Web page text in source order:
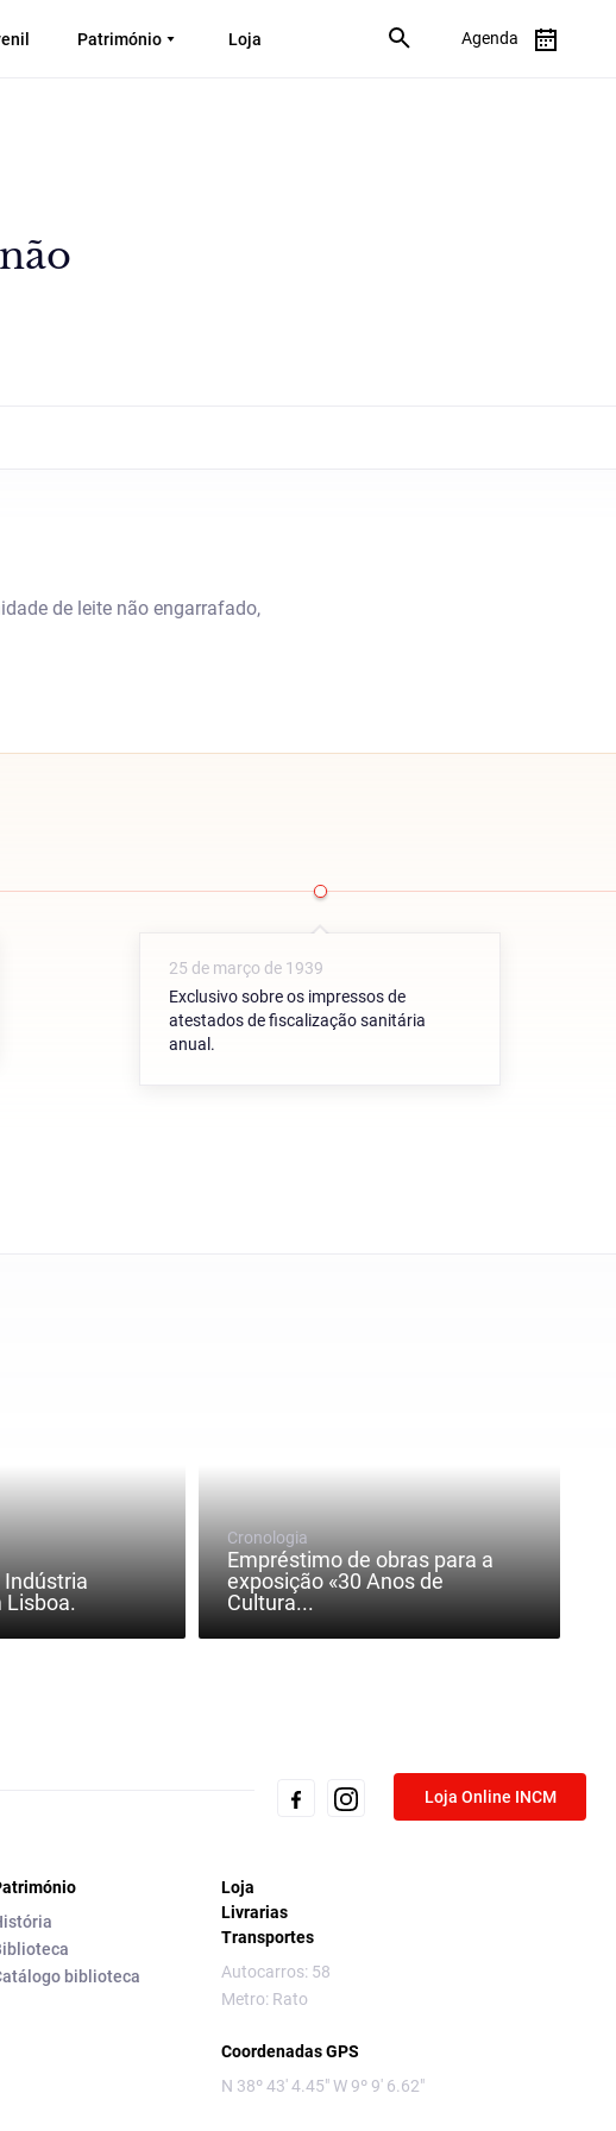
Património Loja Agenda
de leite não engarrafado,
25 de março de 1939
Exclusivo sobre os impressos de
atestados de fiscalização sanitária
anual.
Indústria
Lisboa.
Cronologia
Empréstimo de obras para a
exposição «30 Anos de
Cultura...
Loja Online INCM
biblioteca
Loja
Livrarias
Transportes
Autocarros: 58
Metro: Rato
Coordenadas GPS
N 38º 43' 4.45" W 9º 9' 6.62"